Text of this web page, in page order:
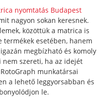
nyomtatás Budapest
nagyon sokan keresnek.
közöttük a matrica is
esetében, hanem
megbízható és komoly
szereti, ha az idejét
munkatársai
a lehető leggyorsabban és
le.